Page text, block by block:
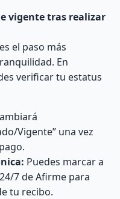
vigente tras realizar
el paso más
En
verificar tu estatus
Vigente” una vez
Puedes marcar a
7 de Afirme para
tu recibo.